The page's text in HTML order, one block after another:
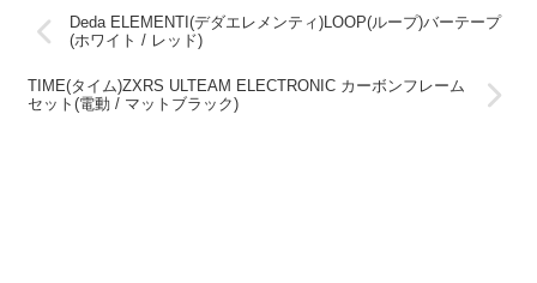
Deda ELEMENTI(デダエレメンティ)LOOP(ループ)バーテープ
(ホワイト / レッド)
TIME(タイム)ZXRS ULTEAM ELECTRONIC カーボンフレーム
セット(電動 / マットブラック)